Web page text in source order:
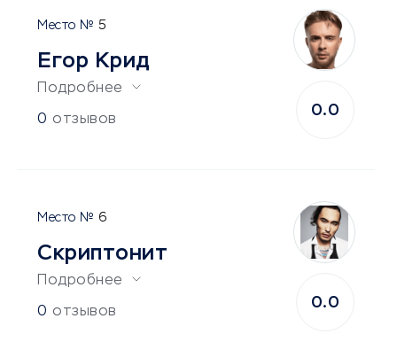
5
Егор Крид
Подробнее
0 отзывов
0.0
6
Скриптонит
Подробнее
0 отзывов
0.0